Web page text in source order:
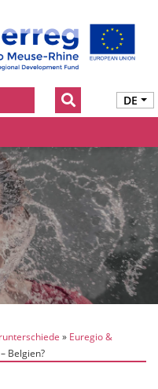
DE
Euregio &
Belgien?